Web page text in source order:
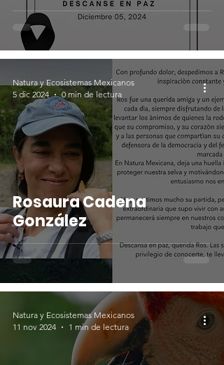
Rosaura Cadena
González
Natura y Ecosistemas Mexicanos
5 dic 2024
0 min de lectura
Natura y Ecosistemas Mexicanos
11 nov 2024
1 min de lectura